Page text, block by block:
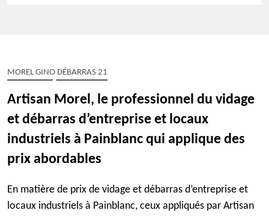
MOREL GINO DÉBARRAS 21
Artisan Morel, le professionnel du vidage
et débarras d’entreprise et locaux
industriels à Painblanc qui applique des
prix abordables
En matière de prix de vidage et débarras d’entreprise et
locaux industriels à Painblanc, ceux appliqués par Artisan